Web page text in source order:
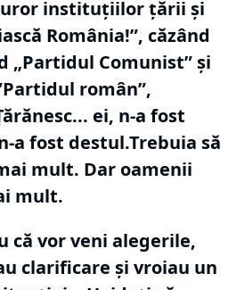
instituțiilor țării și
România!”, căzând
„Partidul Comunist” și
român”,
ei, n-a fost
a fost destul.Trebuia să
mult. Dar oamenii
mult.
că vor veni alegerile,
clarificare și vroiau un